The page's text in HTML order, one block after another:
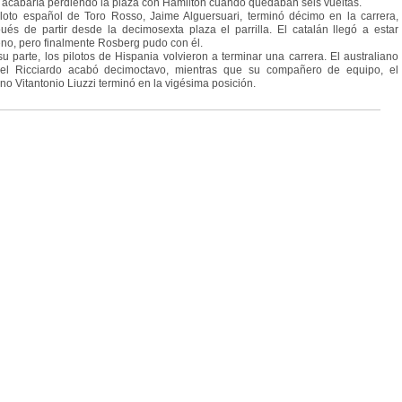
perdiendo la plaza con Hamilton cuando quedaban seis vueltas.
español de Toro Rosso, Jaime Alguersuari, terminó décimo en la carrera,
de partir desde la decimosexta plaza el parrilla. El catalán llegó a estar
pero finalmente Rosberg pudo con él.
parte, los pilotos de Hispania volvieron a terminar una carrera. El australiano
Ricciardo acabó decimoctavo, mientras que su compañero de equipo, el
Vitantonio Liuzzi terminó en la vigésima posición.